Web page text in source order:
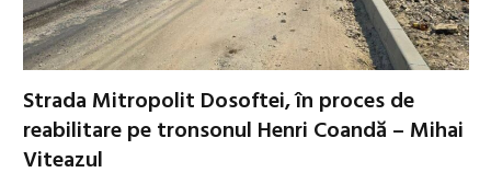
Strada Mitropolit Dosoftei, în proces de
reabilitare pe tronsonul Henri Coandă – Mihai
Viteazul